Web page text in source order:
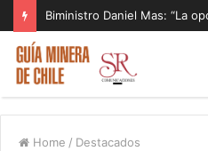
Home / Destacados